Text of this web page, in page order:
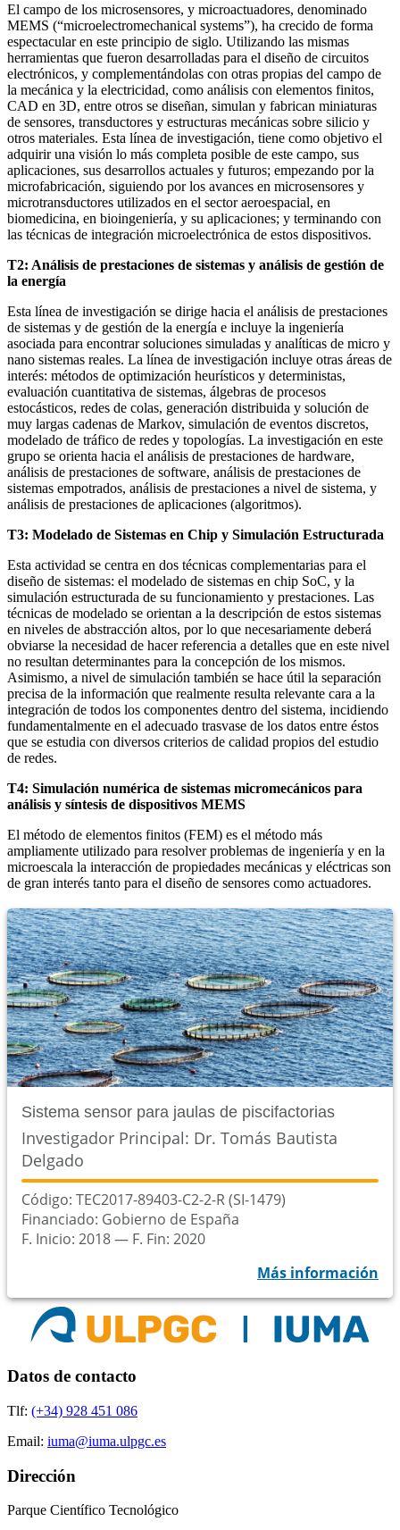
El campo de los microsensores, y microactuadores, denominado
MEMS (“microelectromechanical systems”), ha crecido de forma
espectacular en este principio de siglo. Utilizando las mismas
herramientas que fueron desarrolladas para el diseño de circuitos
electrónicos, y complementándolas con otras propias del campo de
la mecánica y la electricidad, como análisis con elementos finitos,
CAD en 3D, entre otros se diseñan, simulan y fabrican miniaturas
de sensores, transductores y estructuras mecánicas sobre silicio y
otros materiales. Esta línea de investigación, tiene como objetivo el
adquirir una visión lo más completa posible de este campo, sus
aplicaciones, sus desarrollos actuales y futuros; empezando por la
microfabricación, siguiendo por los avances en microsensores y
microtransductores utilizados en el sector aeroespacial, en
biomedicina, en bioingeniería, y su aplicaciones; y terminando con
las técnicas de integración microelectrónica de estos dispositivos.
T2: Análisis de prestaciones de sistemas y análisis de gestión de
la energía
Esta línea de investigación se dirige hacia el análisis de prestaciones
de sistemas y de gestión de la energía e incluye la ingeniería
asociada para encontrar soluciones simuladas y analíticas de micro y
nano sistemas reales. La línea de investigación incluye otras áreas de
interés: métodos de optimización heurísticos y deterministas,
evaluación cuantitativa de sistemas, álgebras de procesos
estocásticos, redes de colas, generación distribuida y solución de
muy largas cadenas de Markov, simulación de eventos discretos,
modelado de tráfico de redes y topologías. La investigación en este
grupo se orienta hacia el análisis de prestaciones de hardware,
análisis de prestaciones de software, análisis de prestaciones de
sistemas empotrados, análisis de prestaciones a nivel de sistema, y
análisis de prestaciones de aplicaciones (algoritmos).
T3: Modelado de Sistemas en Chip y Simulación Estructurada
Esta actividad se centra en dos técnicas complementarias para el
diseño de sistemas: el modelado de sistemas en chip SoC, y la
simulación estructurada de su funcionamiento y prestaciones. Las
técnicas de modelado se orientan a la descripción de estos sistemas
en niveles de abstracción altos, por lo que necesariamente deberá
obviarse la necesidad de hacer referencia a detalles que en este nivel
no resultan determinantes para la concepción de los mismos.
Asimismo, a nivel de simulación también se hace útil la separación
precisa de la información que realmente resulta relevante cara a la
integración de todos los componentes dentro del sistema, incidiendo
fundamentalmente en el adecuado trasvase de los datos entre éstos
que se estudia con diversos criterios de calidad propios del estudio
de redes.
T4: Simulación numérica de sistemas micromecánicos para
análisis y síntesis de dispositivos MEMS
El método de elementos finitos (FEM) es el método más
ampliamente utilizado para resolver problemas de ingeniería y en la
microescala la interacción de propiedades mecánicas y eléctricas son
de gran interés tanto para el diseño de sensores como actuadores.
Sistema sensor para jaulas de piscifactorias
Investigador Principal: Dr. Tomás Bautista
Delgado
Código: TEC2017-89403-C2-2-R (SI-1479)
Financiado: Gobierno de España
F. Inicio: 2018― F. Fin: 2020
Más información
Datos de contacto
Tlf: (+34) 928 451 086
Email: iuma@iuma.ulpgc.es
Dirección
Parque Científico Tecnológico